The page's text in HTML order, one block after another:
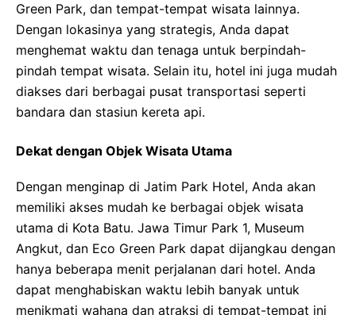
Green Park, dan tempat-tempat wisata lainnya.
Dengan lokasinya yang strategis, Anda dapat
menghemat waktu dan tenaga untuk berpindah-
pindah tempat wisata. Selain itu, hotel ini juga mudah
diakses dari berbagai pusat transportasi seperti
bandara dan stasiun kereta api.
Dekat dengan Objek Wisata Utama
Dengan menginap di Jatim Park Hotel, Anda akan
memiliki akses mudah ke berbagai objek wisata
utama di Kota Batu. Jawa Timur Park 1, Museum
Angkut, dan Eco Green Park dapat dijangkau dengan
hanya beberapa menit perjalanan dari hotel. Anda
dapat menghabiskan waktu lebih banyak untuk
menikmati wahana dan atraksi di tempat-tempat ini